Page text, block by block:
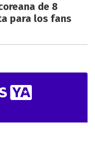
de 8
para los fans